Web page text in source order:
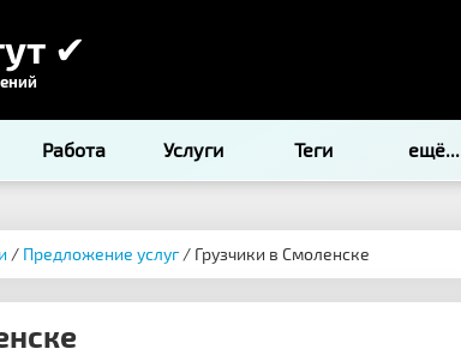
✔
Работа Услуги Теги ещё...
/ Предложение услуг/ Грузчики в Смоленске